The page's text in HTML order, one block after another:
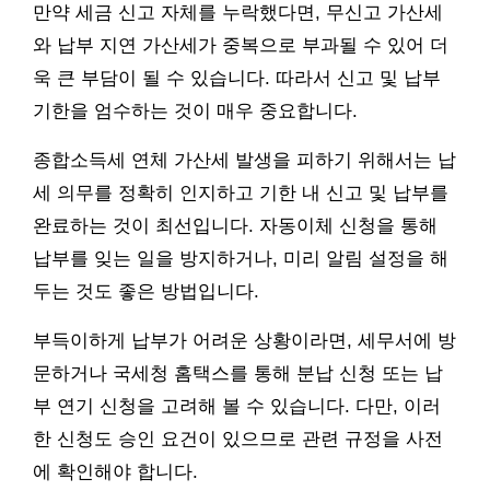
만약 세금 신고 자체를 누락했다면, 무신고 가산세
와 납부 지연 가산세가 중복으로 부과될 수 있어 더
욱 큰 부담이 될 수 있습니다. 따라서 신고 및 납부
기한을 엄수하는 것이 매우 중요합니다.
종합소득세 연체 가산세 발생을 피하기 위해서는 납
세 의무를 정확히 인지하고 기한 내 신고 및 납부를
완료하는 것이 최선입니다. 자동이체 신청을 통해
납부를 잊는 일을 방지하거나, 미리 알림 설정을 해
두는 것도 좋은 방법입니다.
부득이하게 납부가 어려운 상황이라면, 세무서에 방
문하거나 국세청 홈택스를 통해 분납 신청 또는 납
부 연기 신청을 고려해 볼 수 있습니다. 다만, 이러
한 신청도 승인 요건이 있으므로 관련 규정을 사전
에 확인해야 합니다.